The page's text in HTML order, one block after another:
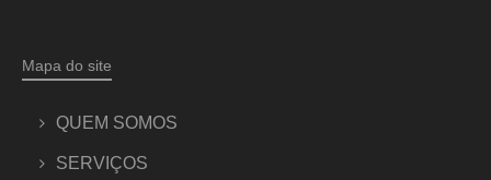
Mapa do site
QUEM SOMOS
SERVIÇOS